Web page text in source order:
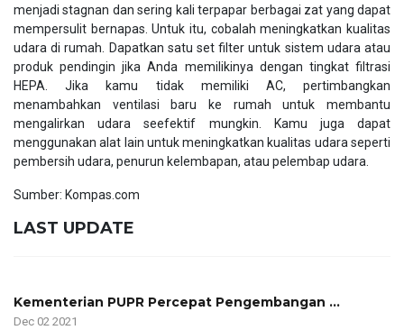
menjadi stagnan dan sering kali terpapar berbagai zat yang dapat
mempersulit bernapas. Untuk itu, cobalah meningkatkan kualitas
udara di rumah. Dapatkan satu set filter untuk sistem udara atau
produk pendingin jika Anda memilikinya dengan tingkat filtrasi
HEPA. Jika kamu tidak memiliki AC, pertimbangkan
menambahkan ventilasi baru ke rumah untuk membantu
mengalirkan udara seefektif mungkin. Kamu juga dapat
menggunakan alat lain untuk meningkatkan kualitas udara seperti
pembersih udara, penurun kelembapan, atau pelembap udara.
Sumber: Kompas.com
LAST UPDATE
Kementerian PUPR Percepat Pengembangan ...
Dec 02 2021